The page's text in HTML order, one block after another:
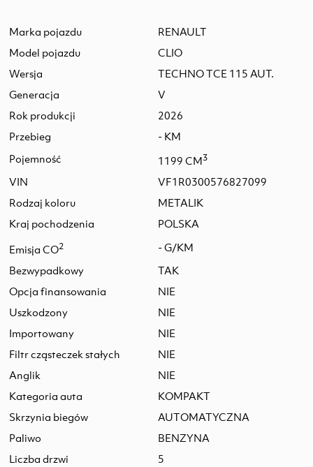
Marka pojazdu
RENAULT
Model pojazdu
CLIO
Wersja
TECHNO TCE 115 AUT.
Generacja
V
Rok produkcji
2026
Przebieg
- KM
Pojemność
1199 CM3
VIN
VF1R0300576827099
Rodzaj koloru
METALIK
Kraj pochodzenia
POLSKA
Emisja CO2
- G/KM
Bezwypadkowy
TAK
Opcja finansowania
NIE
Uszkodzony
NIE
Importowany
NIE
Filtr cząsteczek stałych
NIE
Anglik
NIE
Kategoria auta
KOMPAKT
Skrzynia biegów
AUTOMATYCZNA
Paliwo
BENZYNA
Liczba drzwi
5